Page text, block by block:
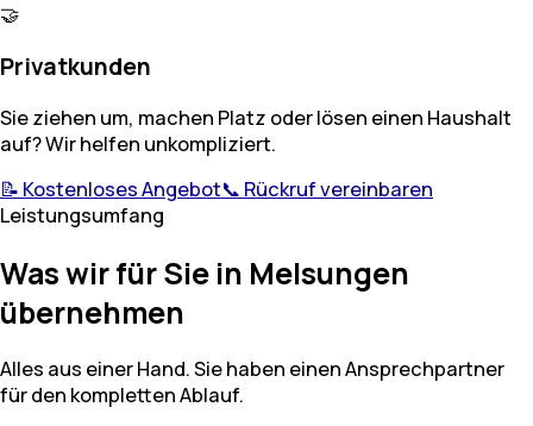
🤝
Privatkunden
Sie ziehen um, machen Platz oder lösen einen Haushalt
auf? Wir helfen unkompliziert.
📝 Kostenloses Angebot📞 Rückruf vereinbaren
Leistungsumfang
Was wir für Sie in Melsungen
übernehmen
Alles aus einer Hand. Sie haben einen Ansprechpartner
für den kompletten Ablauf.